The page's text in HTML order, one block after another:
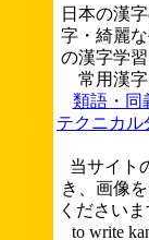
日本の漢
字・綺麗
の漢字学
常用漢
類語・同
テクニカル
当サイト
き、画像
ください
to write